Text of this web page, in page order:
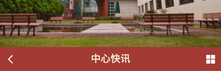
中心快讯